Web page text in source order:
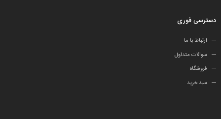
دسترسی فوری
ارتباط با ما
سوالات متداول
فروشگاه
سبد خرید